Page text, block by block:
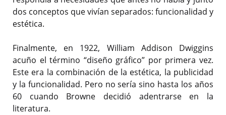
dos conceptos que vivían separados: funcionalidad y
estética.
Finalmente, en 1922, William Addison Dwiggins
acuño el término “diseño gráfico” por primera vez.
Este era la combinación de la estética, la publicidad
y la funcionalidad. Pero no sería sino hasta los años
60 cuando Browne decidió adentrarse en la
literatura.